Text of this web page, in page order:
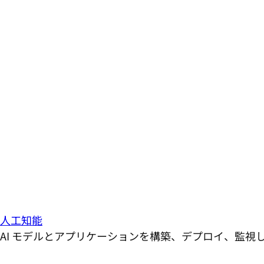
人工知能
AI モデルとアプリケーションを構築、デプロイ、監視